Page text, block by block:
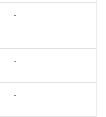
-
-
-